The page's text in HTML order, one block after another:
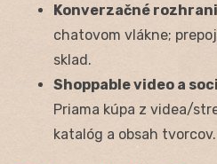
Konverzačné
chatovom vlákne;
sklad.
Shoppable video a
Priama kúpa z videa/
katalóg a obsah tvorcov.